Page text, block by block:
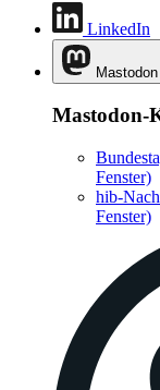
LinkedIn
Mastodon
Mastodon-
Fenster)
hib-
Fenster)